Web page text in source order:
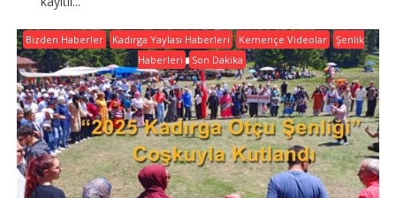
Bizden Haberler Kadırga Yaylası Haberleri Kemençe Videolar
Şenlik
Haberleri
Son Dakika